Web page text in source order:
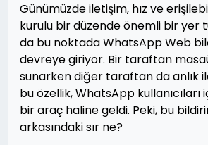
Günümüzde iletişim, hız ve
kurulu bir düzende önemli bir yer
da bu noktada WhatsApp Web
devreye giriyor. Bir taraftan
sunarken diğer taraftan da anlık
bu özellik, WhatsApp kullanıcıları
bir araç haline geldi. Peki, bu
arkasındaki sır ne?